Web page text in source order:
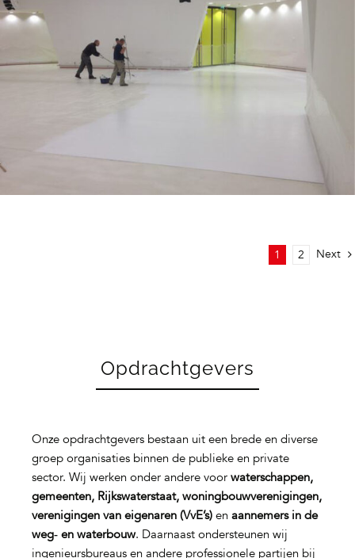
1 2 Next
Opdrachtgevers
Onze opdrachtgevers bestaan uit een brede en diverse
groep organisaties binnen de publieke en private
sector. Wij werken onder andere voor waterschappen,
gemeenten, Rijkswaterstaat, woningbouwverenigingen,
verenigingen van eigenaren (VvE’s)en aannemers in de
weg‑ en waterbouw. Daarnaast ondersteunen wij
ingenieursbureaus en andere professionele partijen bij